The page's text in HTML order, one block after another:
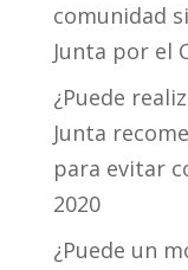
comunidad
Junta por el
¿Puede
Junta
para evitar
2020
¿Puede un